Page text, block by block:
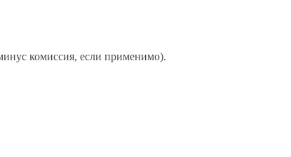
комиссия, если применимо).